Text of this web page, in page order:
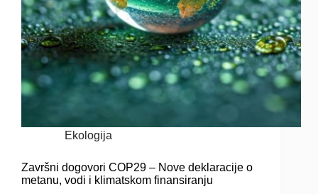
Ekologija
Završni dogovori COP29 – Nove deklaracije o
metanu, vodi i klimatskom finansiranju